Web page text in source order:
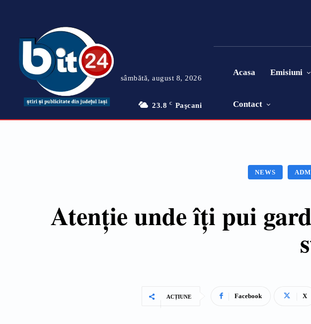
sâmbătă, august 8, 2026
23.8 C Paşcani
Acasa Emisiuni
Contact
NEWS
Atenție unde îți pui
ACȚIUNE Facebook X